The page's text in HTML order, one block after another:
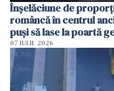
Înșelăciune de
româncă în centrul
puși să lase la poartă
07 IULIE 2026